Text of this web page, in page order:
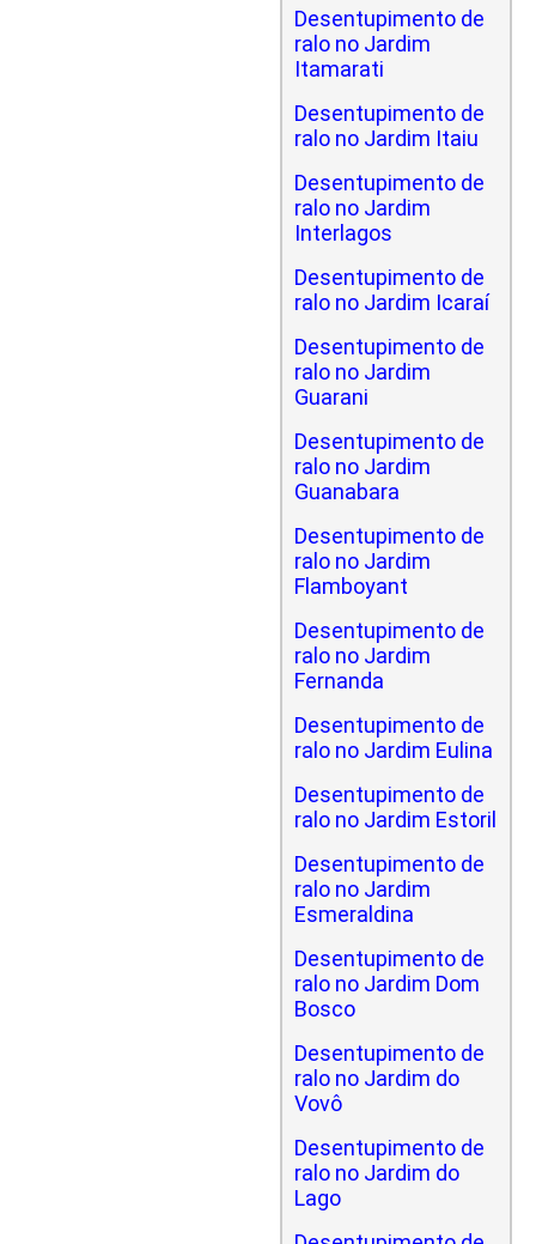
Desentupimento de
ralo no Jardim
Itamarati
Desentupimento de
ralo no Jardim Itaiu
Desentupimento de
ralo no Jardim
Interlagos
Desentupimento de
ralo no Jardim Icaraí
Desentupimento de
ralo no Jardim
Guarani
Desentupimento de
ralo no Jardim
Guanabara
Desentupimento de
ralo no Jardim
Flamboyant
Desentupimento de
ralo no Jardim
Fernanda
Desentupimento de
ralo no Jardim Eulina
Desentupimento de
ralo no Jardim Estoril
Desentupimento de
ralo no Jardim
Esmeraldina
Desentupimento de
ralo no Jardim Dom
Bosco
Desentupimento de
ralo no Jardim do
Vovô
Desentupimento de
ralo no Jardim do
Lago